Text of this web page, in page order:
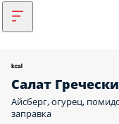
Салат
Айсберг, огурец,
заправка